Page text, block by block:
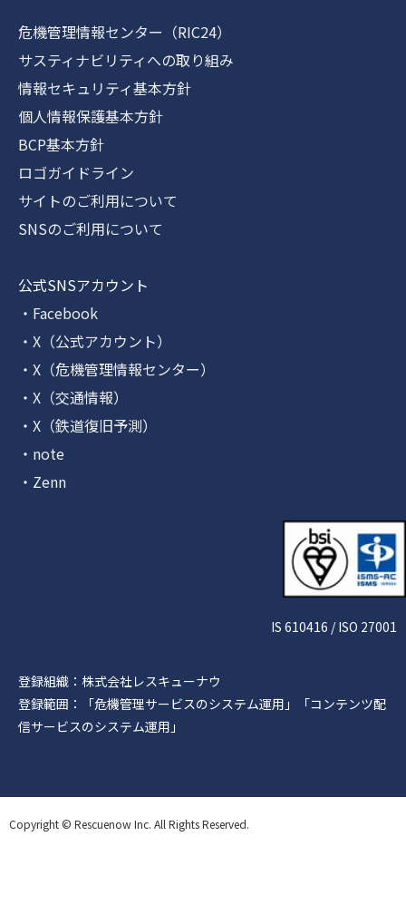
危機管理情報センター（RIC24）
サスティナビリティへの取り組み
情報セキュリティ基本方針
個人情報保護基本方針
BCP基本方針
ロゴガイドライン
サイトのご利用について
SNSのご利用について
公式SNSアカウント
・Facebook
・X（公式アカウント）
・X（危機管理情報センター）
・X（交通情報）
・X（鉄道復旧予測）
・note
・Zenn
IS 610416 / ISO 27001
登録組織：株式会社レスキューナウ
登録範囲：「危機管理サービスのシステム運用」「コンテンツ配
信サービスのシステム運用」
Copyright © Rescuenow Inc. All Rights Reserved.